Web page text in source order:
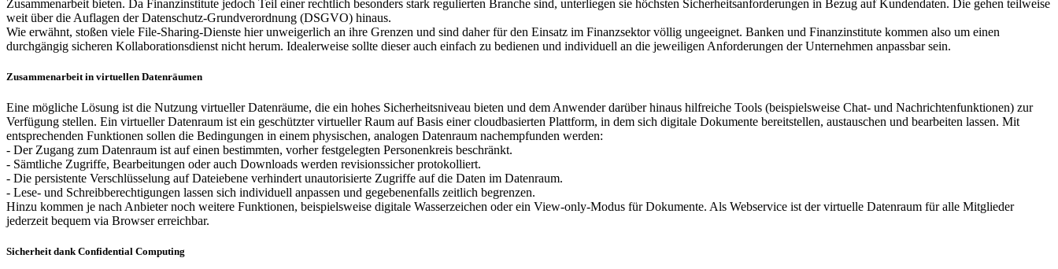
Zusammenarbeit bieten. Da Finanzinstitute jedoch Teil einer rechtlich besonders stark regulierten Branche sind, unterliegen sie höchsten Sicherheitsanforderungen in Bezug auf Kundendaten. Die gehen teilweise
weit über die Auflagen der Datenschutz-Grundverordnung (DSGVO) hinaus.
Wie erwähnt, stoßen viele File-Sharing-Dienste hier unweigerlich an ihre Grenzen und sind daher für den Einsatz im Finanzsektor völlig ungeeignet. Banken und Finanzinstitute kommen also um einen
durchgängig sicheren Kollaborationsdienst nicht herum. Idealerweise sollte dieser auch einfach zu bedienen und individuell an die jeweiligen Anforderungen der Unternehmen anpassbar sein.
Zusammenarbeit in virtuellen Datenräumen
Eine mögliche Lösung ist die Nutzung virtueller Datenräume, die ein hohes Sicherheitsniveau bieten und dem Anwender darüber hinaus hilfreiche Tools (beispielsweise Chat- und Nachrichtenfunktionen) zur
Verfügung stellen. Ein virtueller Datenraum ist ein geschützter virtueller Raum auf Basis einer cloudbasierten Plattform, in dem sich digitale Dokumente bereitstellen, austauschen und bearbeiten lassen. Mit
entsprechenden Funktionen sollen die Bedingungen in einem physischen, analogen Datenraum nachempfunden werden:
- Der Zugang zum Datenraum ist auf einen bestimmten, vorher festgelegten Personenkreis beschränkt.
- Sämtliche Zugriffe, Bearbeitungen oder auch Downloads werden revisionssicher protokolliert.
- Die persistente Verschlüsselung auf Dateiebene verhindert unautorisierte Zugriffe auf die Daten im Datenraum.
- Lese- und Schreibberechtigungen lassen sich individuell anpassen und gegebenenfalls zeitlich begrenzen.
Hinzu kommen je nach Anbieter noch weitere Funktionen, beispielsweise digitale Wasserzeichen oder ein View-only-Modus für Dokumente. Als Webservice ist der virtuelle Datenraum für alle Mitglieder
jederzeit bequem via Browser erreichbar.
Sicherheit dank Confidential Computing